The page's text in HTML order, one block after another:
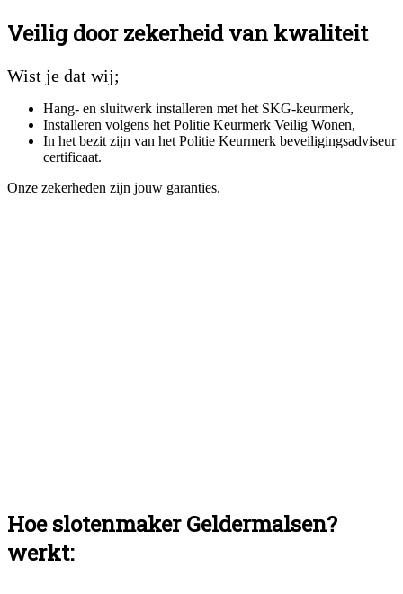
Veilig door zekerheid van kwaliteit
Wist je dat wij;
Hang- en sluitwerk installeren met het SKG-keurmerk,
Installeren volgens het Politie Keurmerk Veilig Wonen,
In het bezit zijn van het Politie Keurmerk beveiligingsadviseur
certificaat.
Onze zekerheden zijn jouw garanties.
Hoe slotenmaker Geldermalsen?
werkt: